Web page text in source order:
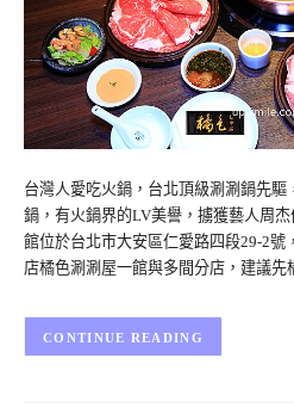
台灣人愛吃火鍋，台北頂級涮涮鍋先
鍋，有火鍋界的LV美譽，擄獲藝人周
館位於台北市大安區仁愛路四段29-2號
店橘色涮涮屋一館與多間分店，建議
CONTINUE READING